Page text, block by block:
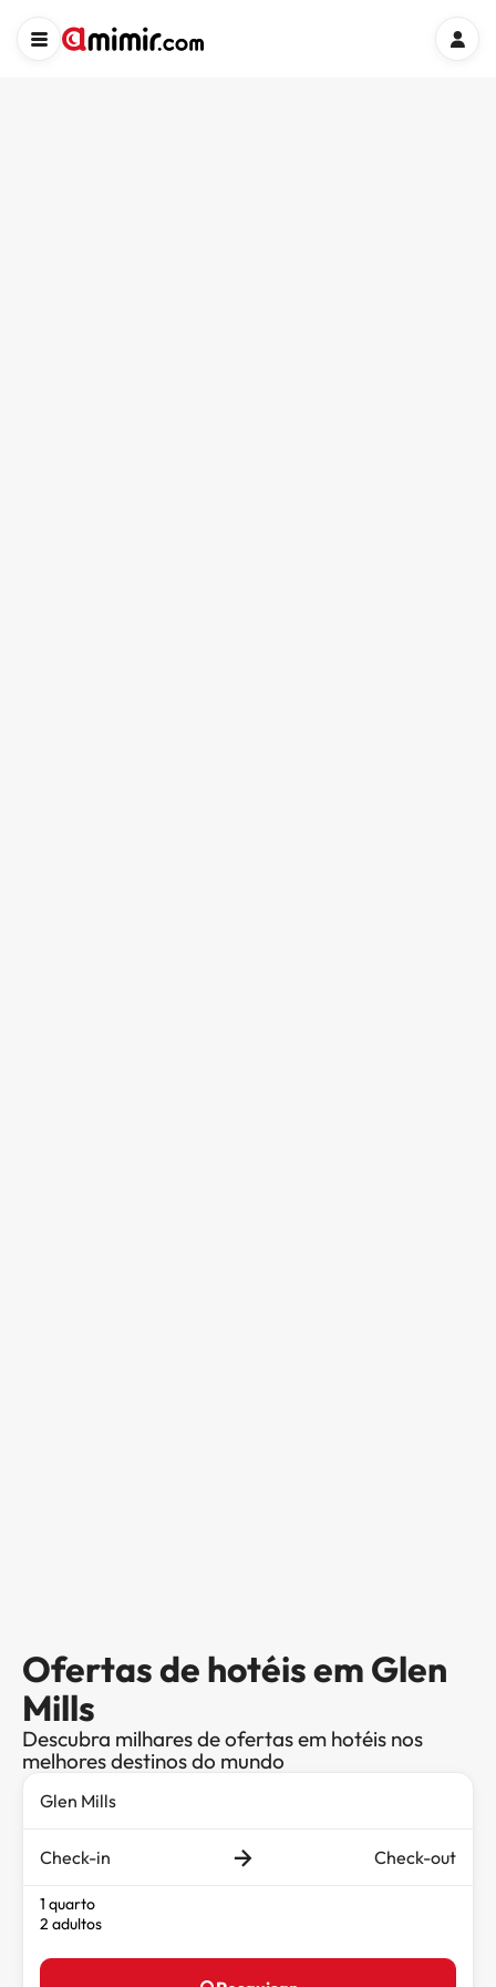
Ofertas de hotéis em Glen
Mills
Descubra milhares de ofertas em hotéis nos
melhores destinos do mundo
Check-in Check-out
1 quarto
2 adultos